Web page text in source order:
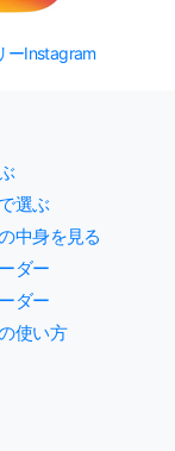
ーInstagram
選ぶ
中身を見る
ダー
ダー
使い方